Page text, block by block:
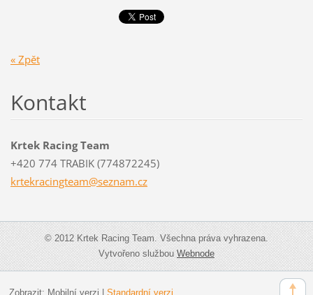
« Zpět
Kontakt
Krtek Racing Team
+420 774 TRABIK (774872245)
krtekracingteam@seznam.cz
© 2012 Krtek Racing Team. Všechna práva vyhrazena.
Vytvořeno službouWebnode
Zobrazit: Mobilní verzi Standardní verzi